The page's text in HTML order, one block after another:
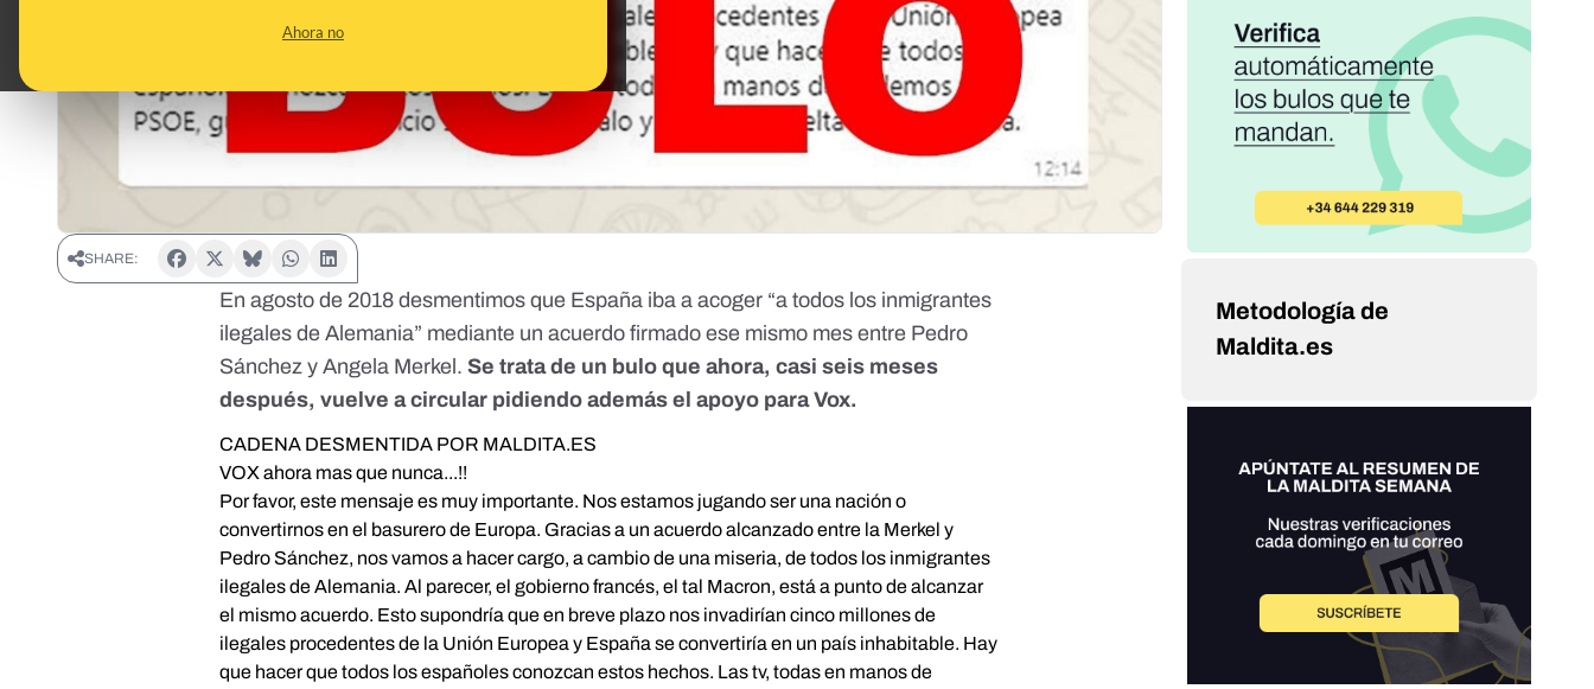
Ahora no
SHARE:
En agosto de 2018desmentimos que España iba a acoger “a todos los inmigrantes
ilegales de Alemania” mediante un acuerdo firmado ese mismo mes entre Pedro
Sánchez y Angela Merkel.Se trata de un bulo que ahora, casi seis meses
después, vuelve a circular pidiendo además el apoyo para Vox.
CADENA DESMENTIDA POR MALDITA.ES
VOX ahora mas que nunca...!!
Por favor, este mensaje es muy importante. Nos estamos jugando ser una nación o
convertirnos en el basurero de Europa. Gracias a un acuerdo alcanzado entre la Merkel y
Pedro Sánchez, nos vamos a hacer cargo, a cambio de una miseria, de todos los inmigrantes
ilegales de Alemania. Al parecer, el gobierno francés, el tal Macron, está a punto de alcanzar
el mismo acuerdo. Esto supondría que en breve plazo nos invadirían cinco millones de
ilegales procedentes de la Unión Europea y España se convertiría en un país inhabitable. Hay
que hacer que todos los españoles conozcan estos hechos. Las tv, todas en manos de
Metodología de
Maldita.es